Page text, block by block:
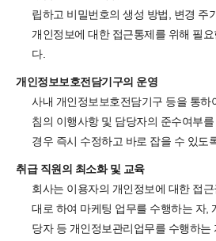
립하고 비밀번호의 생성 방법, 변경 주
개인정보에 대한 접근통제를 위해 필
다.
개인정보보호전담기구의 운영
사내 개인정보보호전담기구 등을 통하
침의 이행사항 및 담당자의 준수여부
경우 즉시 수정하고 바로 잡을 수 있도
취급 직원의 최소화 및 교육
회사는 이용자의 개인정보에 대한 접
대로 하여 마케팅 업무를 수행하는 자,
당자 등 개인정보관리업무를 수행하는